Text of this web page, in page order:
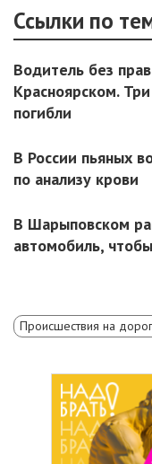
Ссылки по
Водитель без
Красноярском.
погибли
В России пьяных
по анализу крови
В Шарыповском
автомобиль,
Происшествия на